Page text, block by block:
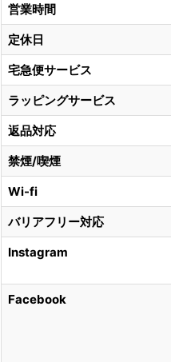
営業時間
定休日
宅急便サービス
ラッピングサービス
返品対応
禁煙/喫煙
Wi-fi
バリアフリー対応
Instagram
Facebook